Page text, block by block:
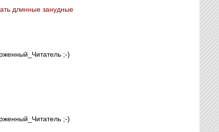
длинные занудные
;-)
;-)